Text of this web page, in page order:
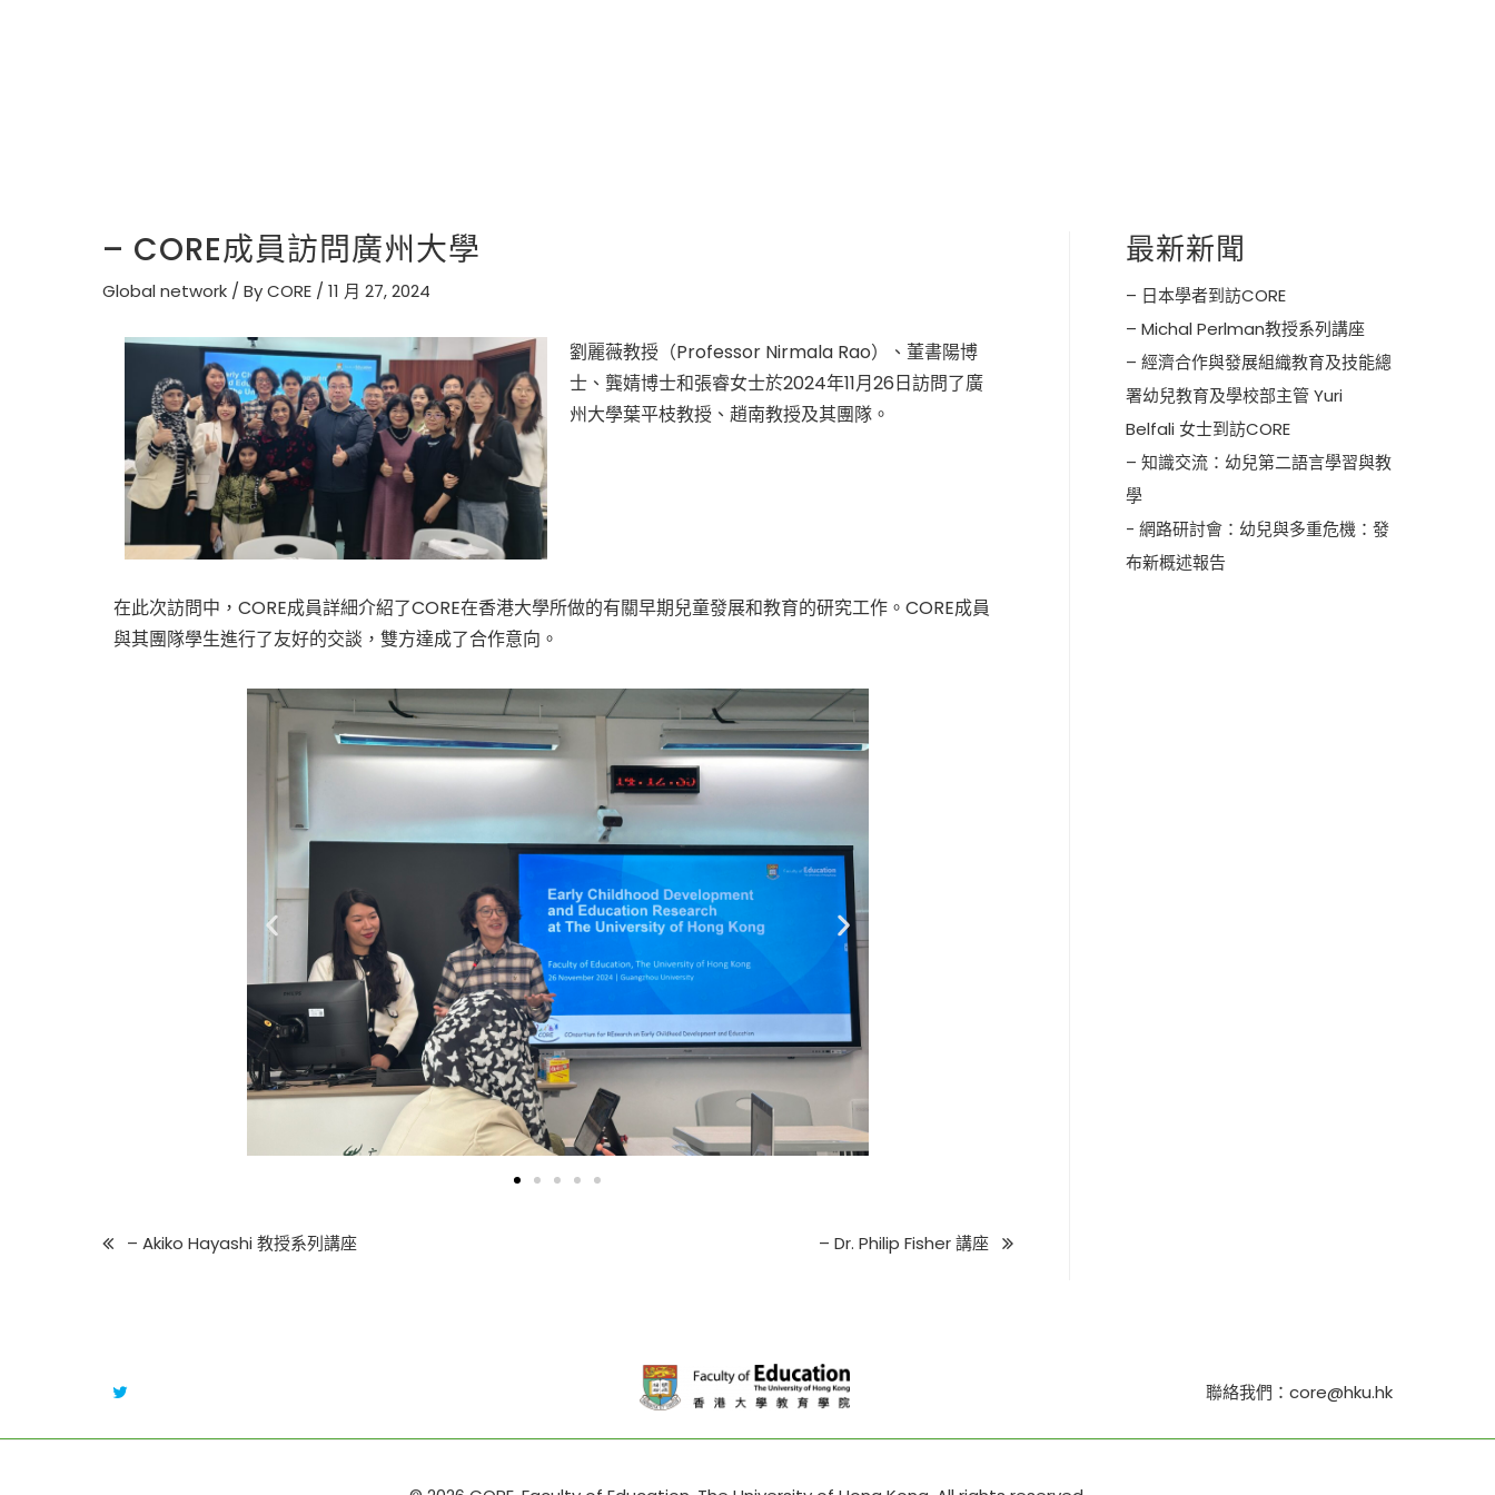
– CORE成員訪問廣州大學
Global network / ByCORE / 11 月 27, 2024
劉麗薇教授（Professor Nirmala Rao）、董書陽博
士、龔婧博士和張睿女士於2024年11月26日訪問了廣
州大學葉平枝教授、趙南教授及其團隊。
在此次訪問中，CORE成員詳細介紹了CORE在香港大學所做的有關早期兒童發展和教育的研究工作。CORE成員
與其團隊學生進行了友好的交談，雙方達成了合作意向。
– Akiko Hayashi 教授系列講座 – Dr. Philip Fisher 講座
最新新聞
– 日本學者到訪CORE
– Michal Perlman教授系列講座
– 經濟合作與發展組織教育及技能總
署幼兒教育及學校部主管 Yuri
Belfali 女士到訪CORE
– 知識交流：幼兒第二語言學習與教
學
- 網路研討會：幼兒與多重危機：發
布新概述報告
聯絡我們：core@hku.hk